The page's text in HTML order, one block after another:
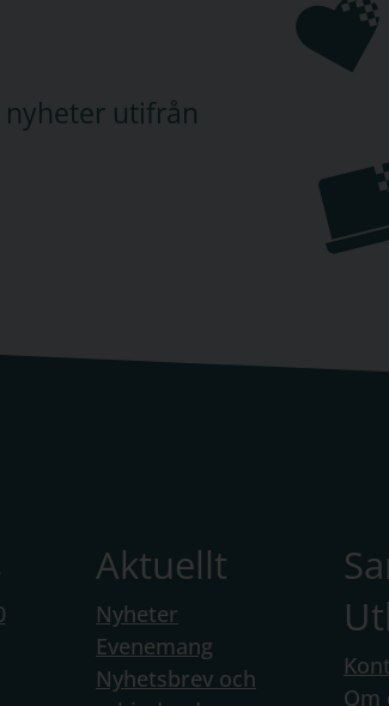
utifrån
Aktuellt
Nyheter
Evenemang
Nyhetsbrev och
Om